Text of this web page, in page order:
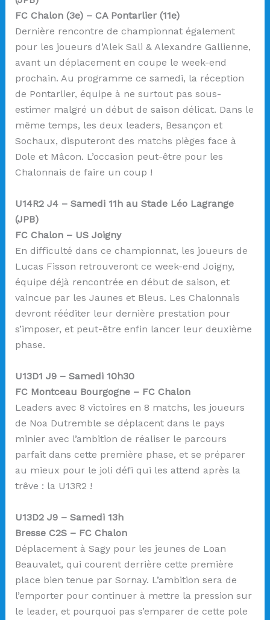
FC Chalon (3e) – CA Pontarlier (11e)
Dernière rencontre de championnat également
pour les joueurs d’Alek Sali & Alexandre Gallienne,
avant un déplacement en coupe le week-end
prochain. Au programme ce samedi, la réception
de Pontarlier, équipe à ne surtout pas sous-
estimer malgré un début de saison délicat. Dans le
même temps, les deux leaders, Besançon et
Sochaux, disputeront des matchs pièges face à
Dole et Mâcon. L’occasion peut-être pour les
Chalonnais de faire un coup !
U14R2 J4 – Samedi 11h au Stade Léo Lagrange
(JPB)
FC Chalon – US Joigny
En difficulté dans ce championnat, les joueurs de
Lucas Fisson retrouveront ce week-end Joigny,
équipe déjà rencontrée en début de saison, et
vaincue par les Jaunes et Bleus. Les Chalonnais
devront rééditer leur dernière prestation pour
s’imposer, et peut-être enfin lancer leur deuxième
phase.
U13D1 J9 – Samedi 10h30
FC Montceau Bourgogne – FC Chalon
Leaders avec 8 victoires en 8 matchs, les joueurs
de Noa Dutremble se déplacent dans le pays
minier avec l’ambition de réaliser le parcours
parfait dans cette première phase, et se préparer
au mieux pour le joli défi qui les attend après la
trêve : la U13R2 !
U13D2 J9 – Samedi 13h
Bresse C2S – FC Chalon
Déplacement à Sagy pour les jeunes de Loan
Beauvalet, qui courent derrière cette première
place bien tenue par Sornay. L’ambition sera de
l’emporter pour continuer à mettre la pression sur
le leader, et pourquoi pas s’emparer de cette pole